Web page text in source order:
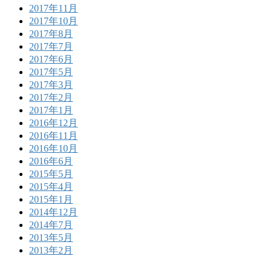
2017年11月
2017年10月
2017年8月
2017年7月
2017年6月
2017年5月
2017年3月
2017年2月
2017年1月
2016年12月
2016年11月
2016年10月
2016年6月
2015年5月
2015年4月
2015年1月
2014年12月
2014年7月
2013年5月
2013年2月